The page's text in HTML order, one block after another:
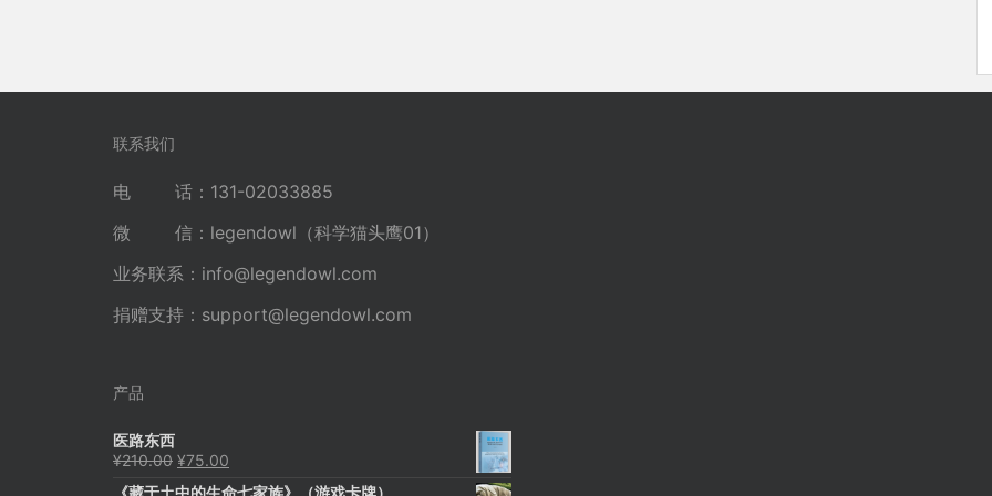
联系我们
电 话：131-02033885
微 信：legendowl（科学猫头鹰01）
业务联系： info@legendowl.com
捐赠支持： support@legendowl.com
产品
医路东西
¥210.00 原
¥75.00